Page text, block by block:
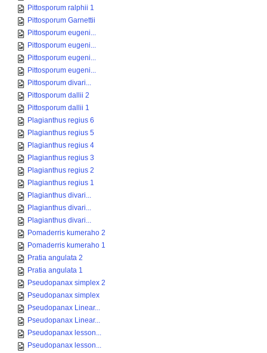
Pittosporum ralphii 1
Pittosporum Garnettii
Pittosporum eugeni...
Pittosporum eugeni...
Pittosporum eugeni...
Pittosporum eugeni...
Pittosporum divari...
Pittosporum dallii 2
Pittosporum dallii 1
Plagianthus regius 6
Plagianthus regius 5
Plagianthus regius 4
Plagianthus regius 3
Plagianthus regius 2
Plagianthus regius 1
Plagianthus divari...
Plagianthus divari...
Plagianthus divari...
Pomaderris kumeraho 2
Pomaderris kumeraho 1
Pratia angulata 2
Pratia angulata 1
Pseudopanax simplex 2
Pseudopanax simplex
Pseudopanax Linear...
Pseudopanax Linear...
Pseudopanax lesson...
Pseudopanax lesson...